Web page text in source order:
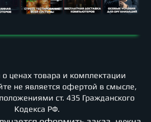
ценах товара и комплектации
не является офертой в смысле,
ст. 435 Гражданского
Кодекса РФ.